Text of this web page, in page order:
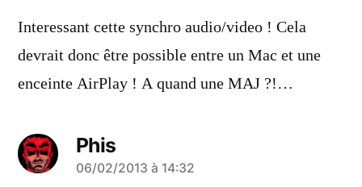
dit :
Interessant cette synchro audio/video ! Cela
devrait donc être possible entre un Mac et une
enceinte AirPlay ! A quand une MAJ ?!…
Phis
a
06/02/2013 à 14:32